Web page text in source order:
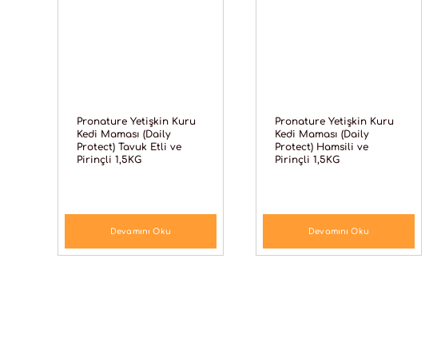
Pronature Yetişkin Kuru
Kedi Maması (Daily
Protect) Tavuk Etli ve
Pirinçli 1,5KG
Devamını Oku
Pronature Yetişkin Kuru
Kedi Maması (Daily
Protect) Hamsili ve
Pirinçli 1,5KG
Devamını Oku